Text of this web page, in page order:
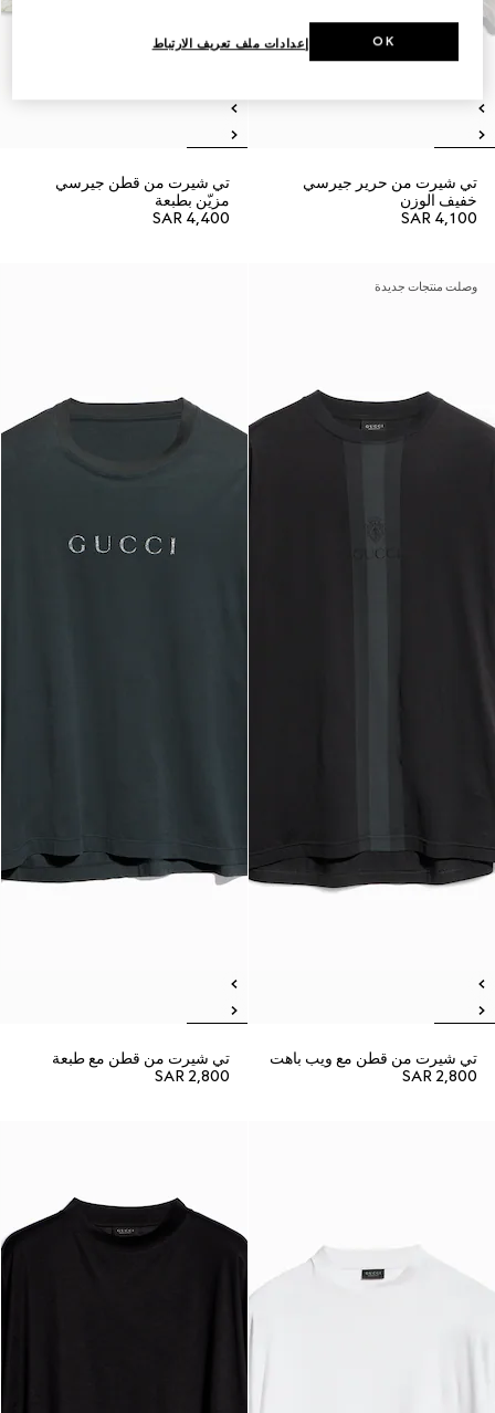
تي شيرت من حرير جيرسي
خفيف الوزن
SAR 4,100
تي شيرت من قطن جيرسي
مزيّن بطبعة
SAR 4,400
وصلت منتجات جديدة
تي شيرت من قطن مع ويب باهت
SAR 2,800
تي شيرت من قطن مع طبعة
SAR 2,800
إعدادات ملف تعريف الارتباط OK